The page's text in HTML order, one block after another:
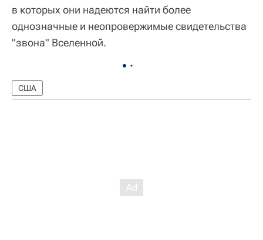
в которых они надеются найти более
однозначные и неопровержимые свидетельства
"звона" Вселенной.
США